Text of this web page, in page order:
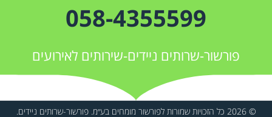
058-4355599
פורשור-שרותים ניידים-שירותים לאירועים
© 2026 כל הזכויות שמורות לפורשור מומחים בע״מ. פורשור-שרותים ניידים.